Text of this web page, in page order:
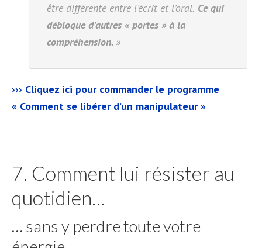
être différente entre l’écrit et l’oral. Ce qui
débloque d’autres « portes » à la
compréhension. »
››› Cliquez ici pour commander le programme
« Comment se libérer d’un manipulateur »
7. Comment lui résister au
quotidien…
… sans y perdre toute votre